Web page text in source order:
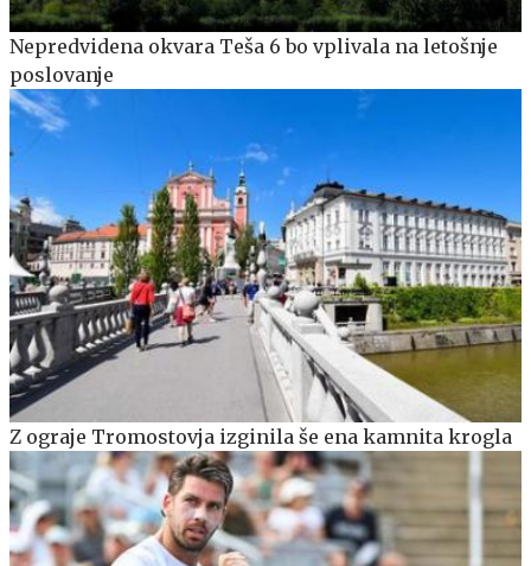
Nepredvidena okvara Teša 6 bo vplivala na letošnje
poslovanje
Z ograje Tromostovja izginila še ena kamnita krogla